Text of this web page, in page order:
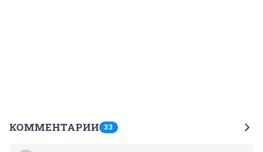
КОММЕНТАРИИ 33